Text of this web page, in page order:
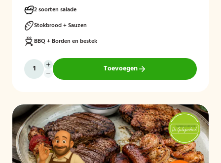
2 soorten salade
Stokbrood + Sauzen
BBQ + Borden en bestek
Toevoegen